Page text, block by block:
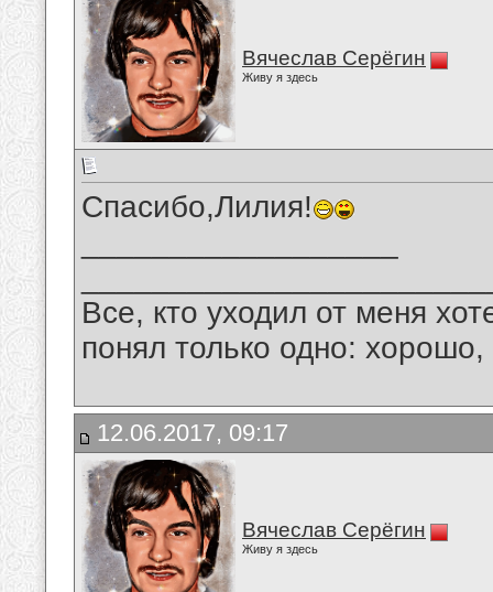
Вячеслав Серёгин
Живу я здесь
Спасибо,Лилия!
Все, кто уходил от меня
понял только одно:
12.06.2017, 09:17
Вячеслав Серёгин
Живу я здесь